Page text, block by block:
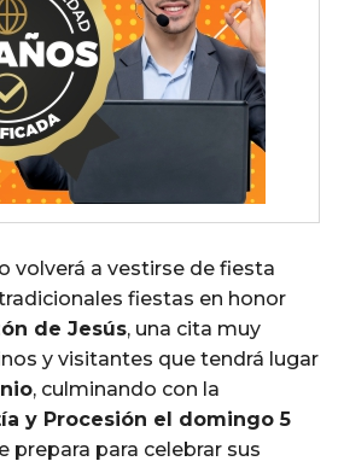
volverá a vestirse de fiesta
fiestas en honor
de Jesús, una cita muy
y visitantes que tendrá lugar
, culminando con la
y Procesión el domingo 5
prepara para celebrar sus